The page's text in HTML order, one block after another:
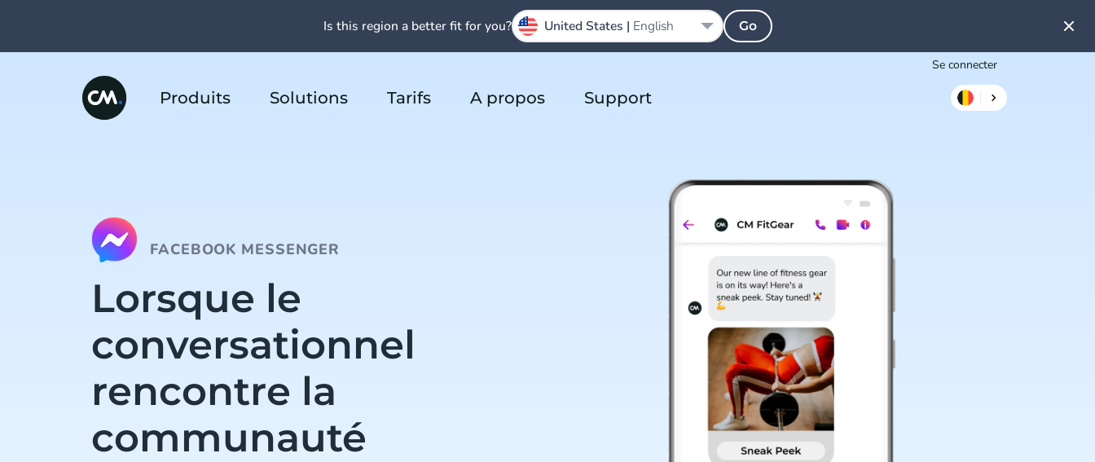
Se connecter
Produits Solutions Tarifs A propos Support
FACEBOOK MESSENGER
Lorsque le
conversationnel
rencontre la
communauté
Is this region a better fit for you? United States | English Go